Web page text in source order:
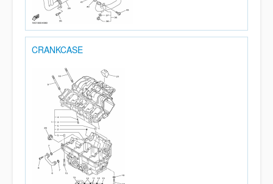
CRANKCASE